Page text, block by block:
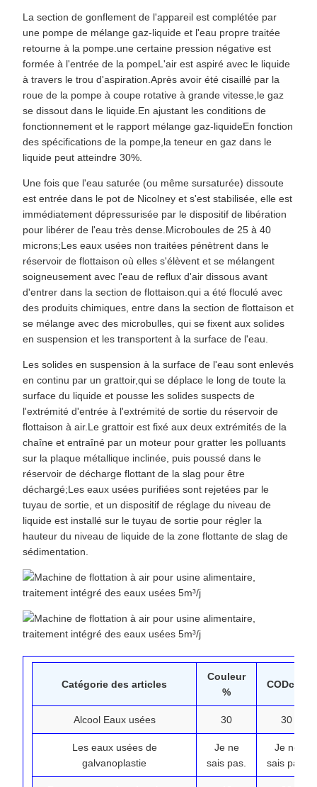
La section de gonflement de l'appareil est complétée par
une pompe de mélange gaz-liquide et l'eau propre traitée
retourne à la pompe.une certaine pression négative est
formée à l'entrée de la pompeL'air est aspiré avec le liquide
à travers le trou d'aspiration.Après avoir été cisaillé par la
roue de la pompe à coupe rotative à grande vitesse,le gaz
se dissout dans le liquide.En ajustant les conditions de
fonctionnement et le rapport mélange gaz-liquideEn fonction
des spécifications de la pompe,la teneur en gaz dans le
liquide peut atteindre 30%.
Une fois que l'eau saturée (ou même sursaturée) dissoute
est entrée dans le pot de Nicolney et s'est stabilisée, elle est
immédiatement dépressurisée par le dispositif de libération
pour libérer de l'eau très dense.Microboules de 25 à 40
microns;Les eaux usées non traitées pénètrent dans le
réservoir de flottaison où elles s'élèvent et se mélangent
soigneusement avec l'eau de reflux d'air dissous avant
d'entrer dans la section de flottaison.qui a été floculé avec
des produits chimiques, entre dans la section de flottaison et
se mélange avec des microbulles, qui se fixent aux solides
en suspension et les transportent à la surface de l'eau.
Les solides en suspension à la surface de l'eau sont enlevés
en continu par un grattoir,qui se déplace le long de toute la
surface du liquide et pousse les solides suspects de
l'extrémité d'entrée à l'extrémité de sortie du réservoir de
flottaison à air.Le grattoir est fixé aux deux extrémités de la
chaîne et entraîné par un moteur pour gratter les polluants
sur la plaque métallique inclinée, puis poussé dans le
réservoir de décharge flottant de la slag pour être
déchargé;Les eaux usées purifiées sont rejetées par le
tuyau de sortie, et un dispositif de réglage du niveau de
liquide est installé sur le tuyau de sortie pour régler la
hauteur du niveau de liquide de la zone flottante de slag de
sédimentation.
Catégorie des articles
Couleur
%
CODcr%
Alcool Eaux usées 30 30
Les eaux usées de
galvanoplastie
Je ne
sais pas.
Je ne
sais pas.